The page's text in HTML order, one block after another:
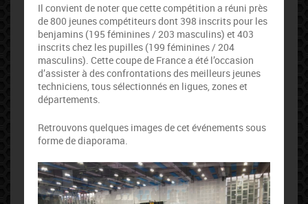
Il convient de noter que cette compétition a réuni près
de 800 jeunes compétiteurs dont 398 inscrits pour les
benjamins (195 féminines / 203 masculins) et 403
inscrits chez les pupilles (199 féminines / 204
masculins). Cette coupe de France a été l’occasion
d’assister à des confrontations des meilleurs jeunes
techniciens, tous sélectionnés en ligues, zones et
départements.
Retrouvons quelques images de cet événements sous
forme de diaporama.